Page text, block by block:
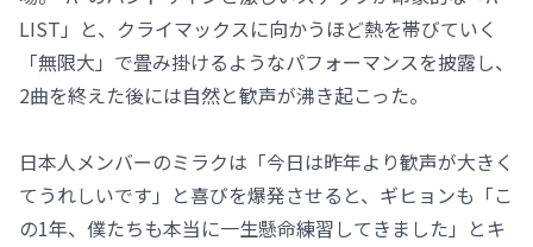
LIST」と、クライマックスに向かうほど熱を帯びていく
「無限大」で畳み掛けるようなパフォーマンスを披露し、
2曲を終えた後には自然と歓声が沸き起こった。
日本人メンバーのミラクは「今日は昨年より歓声が大きく
てうれしいです」と喜びを爆発させると、ギヒョンも「こ
の1年、僕たちも本当に一生懸命練習してきました」とキ